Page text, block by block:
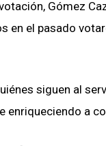
Gómez
el pasado
siguen al
a